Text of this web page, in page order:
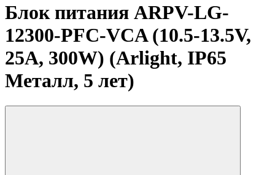
Блок питания ARPV-LG-
12300-PFC-VCA (10.5-13.5V,
25A, 300W) (Arlight, IP65
Металл, 5 лет)